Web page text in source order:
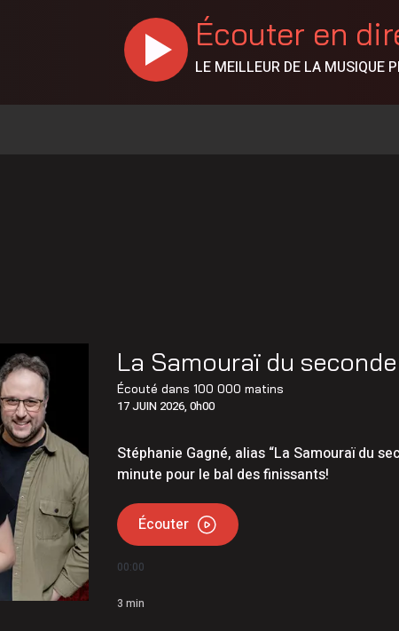
Écouter en
LE MEILLEUR DE LA MUSIQUE
La Samouraï du
Écouté dans100 000 matins
17 JUIN 2026, 0h00
Stéphanie Gagné, alias “La Samouraï du
minute pour le bal des finissants!
Écouter
00:00
3 min